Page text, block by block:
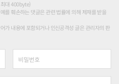
대 400byte)
를 훼손하는 댓글은 관련 법률에 의해 제재를 받을
가 내용에 포함되거나 인신공격성 글은 관리자의 판